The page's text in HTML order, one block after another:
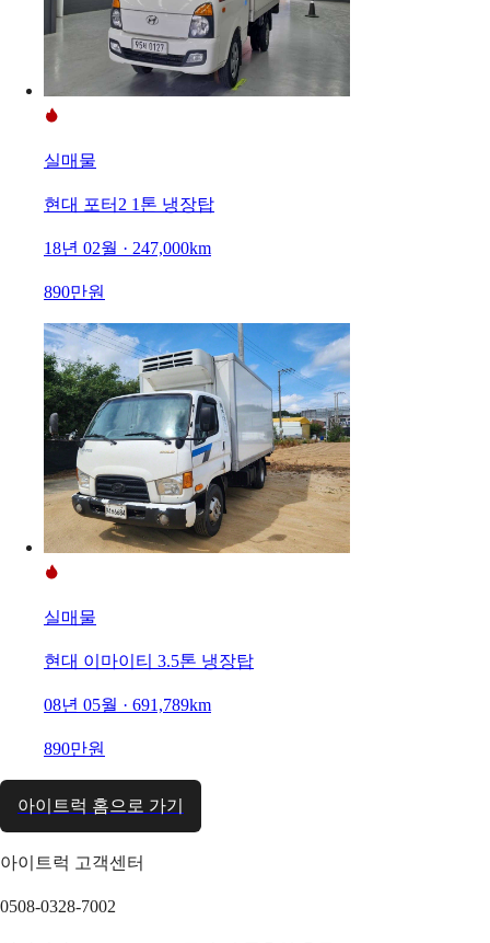
실매물
현대 포터2 1톤 냉장탑
18년 02월 · 247,000km
890만원
실매물
현대 이마이티 3.5톤 냉장탑
08년 05월 · 691,789km
890만원
아이트럭 홈으로 가기
아이트럭 고객센터
0508-0328-7002